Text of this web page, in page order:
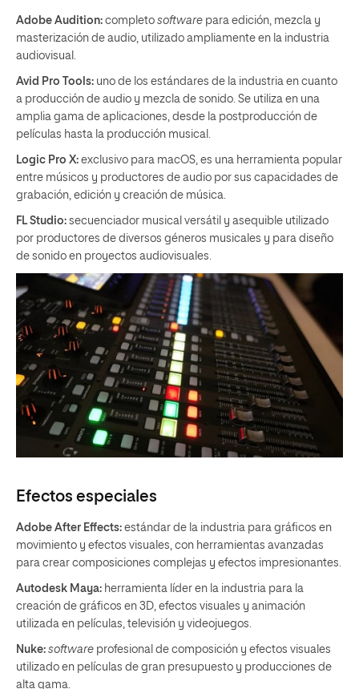
Adobe Audition: completo software para edición, mezcla y
masterización de audio, utilizado ampliamente en la industria
audiovisual.
Avid Pro Tools: uno de los estándares de la industria en cuanto
a producción de audio y mezcla de sonido. Se utiliza en una
amplia gama de aplicaciones, desde la postproducción de
películas hasta la producción musical.
Logic Pro X: exclusivo para macOS, es una herramienta popular
entre músicos y productores de audio por sus capacidades de
grabación, edición y creación de música.
FL Studio: secuenciador musical versátil y asequible utilizado
por productores de diversos géneros musicales y para diseño
de sonido en proyectos audiovisuales.
Efectos especiales
Adobe After Effects: estándar de la industria para gráficos en
movimiento y efectos visuales, con herramientas avanzadas
para crear composiciones complejas y efectos impresionantes.
Autodesk Maya: herramienta líder en la industria para la
creación de gráficos en 3D, efectos visuales y animación
utilizada en películas, televisión y videojuegos.
Nuke: software profesional de composición y efectos visuales
utilizado en películas de gran presupuesto y producciones de
alta gama.